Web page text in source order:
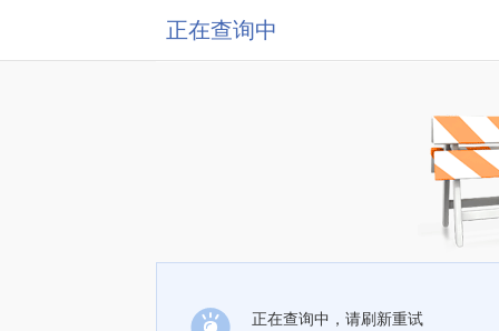
正在查询中
正在查询中，请刷新重试